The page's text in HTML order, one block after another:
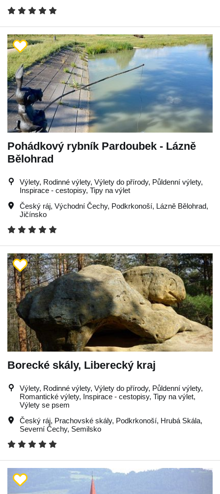
Pohádkový rybník Pardoubek - Lázně
Bělohrad
Výlety, Rodinné výlety, Výlety do přírody, Půldenní výlety,
Inspirace - cestopisy, Tipy na výlet
Český ráj, Východní Čechy, Podkrkonoší, Lázně Bělohrad,
Jičínsko
Borecké skály, Liberecký kraj
Výlety, Rodinné výlety, Výlety do přírody, Půldenní výlety,
Romantické výlety, Inspirace - cestopisy, Tipy na výlet,
Výlety se psem
Český ráj, Prachovské skály, Podkrkonoší, Hrubá Skála,
Severní Čechy, Semilsko